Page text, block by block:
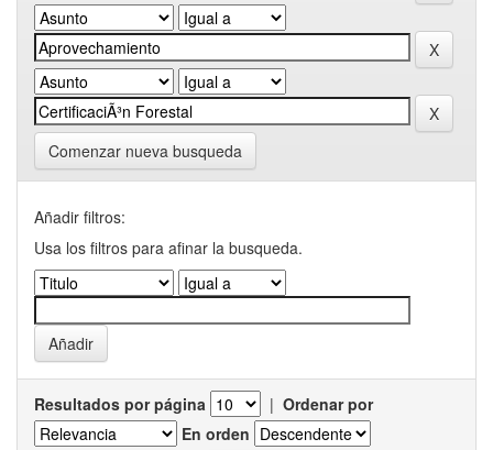
Comenzar nueva busqueda
Añadir filtros:
Usa los filtros para afinar la busqueda.
Resultados por página | Ordenar por
En orden